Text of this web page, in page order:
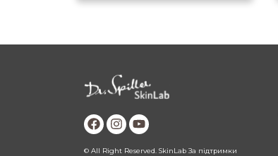
© All Right Reserved. SkinLab За підтримки